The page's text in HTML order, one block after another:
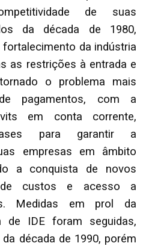
de suas
da década de 1980,
da indústria
as restrições à entrada e
o problema mais
pagamentos, com a
em conta corrente,
para garantir a
empresas em âmbito
a conquista de novos
de custos e acesso a
Medidas em prol da
de IDE foram seguidas,
década de 1990, porém